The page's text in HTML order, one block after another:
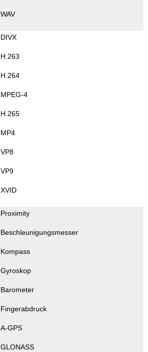
WAV
DIVX
H.263
H.264
MPEG-4
H.265
MP4
VP8
VP9
XVID
Proximity
Beschleunigungsmesser
Kompass
Gyroskop
Barometer
Fingerabdruck
A-GPS
GLONASS